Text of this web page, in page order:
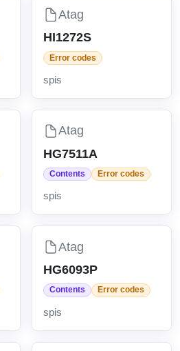
Atag
HI1272S
Error codes
spis
Atag
HG7511A
Contents Error codes
spis
Atag
HG6093P
Contents Error codes
spis